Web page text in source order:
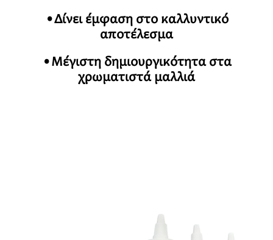
•Δίνει έμφαση στο καλλυντικό
αποτέλεσμα
•Μέγιστη δημιουργικότητα στα
χρωματιστά μαλλιά